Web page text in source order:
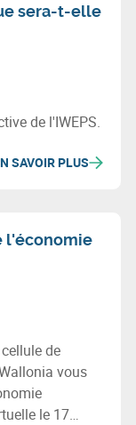
sera-t-elle
de l'IWEPS.
SAVOIR PLUS
l'économie
de
vous
le 17